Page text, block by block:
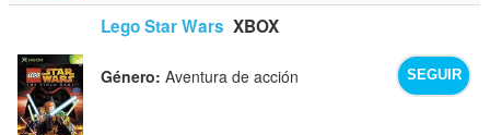
Lego Star Wars XBOX
SEGUIR
Género: Aventura de acción